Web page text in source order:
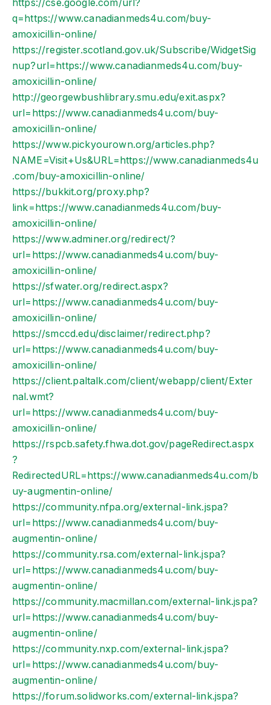
https://cse.google.com/url?
q=https://www.canadianmeds4u.com/buy-
amoxicillin-online/
https://register.scotland.gov.uk/Subscribe/WidgetSig
nup?url=https://www.canadianmeds4u.com/buy-
amoxicillin-online/
http://georgewbushlibrary.smu.edu/exit.aspx?
url=https://www.canadianmeds4u.com/buy-
amoxicillin-online/
https://www.pickyourown.org/articles.php?
NAME=Visit+Us&URL=https://www.canadianmeds4u
.com/buy-amoxicillin-online/
https://bukkit.org/proxy.php?
link=https://www.canadianmeds4u.com/buy-
amoxicillin-online/
https://www.adminer.org/redirect/?
url=https://www.canadianmeds4u.com/buy-
amoxicillin-online/
https://sfwater.org/redirect.aspx?
url=https://www.canadianmeds4u.com/buy-
amoxicillin-online/
https://smccd.edu/disclaimer/redirect.php?
url=https://www.canadianmeds4u.com/buy-
amoxicillin-online/
https://client.paltalk.com/client/webapp/client/Exter
nal.wmt?
url=https://www.canadianmeds4u.com/buy-
amoxicillin-online/
https://rspcb.safety.fhwa.dot.gov/pageRedirect.aspx
?
RedirectedURL=https://www.canadianmeds4u.com/b
uy-augmentin-online/
https://community.nfpa.org/external-link.jspa?
url=https://www.canadianmeds4u.com/buy-
augmentin-online/
https://community.rsa.com/external-link.jspa?
url=https://www.canadianmeds4u.com/buy-
augmentin-online/
https://community.macmillan.com/external-link.jspa?
url=https://www.canadianmeds4u.com/buy-
augmentin-online/
https://community.nxp.com/external-link.jspa?
url=https://www.canadianmeds4u.com/buy-
augmentin-online/
https://forum.solidworks.com/external-link.jspa?